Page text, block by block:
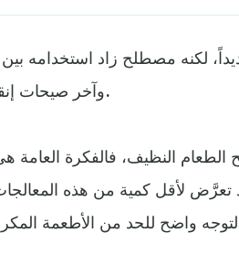
لكنه مصطلح زاد استخدامه بين
وآخر صيحات إنقاص الوزن على الإنترنت.
النظيف، فالفكرة العامة
تعرَّض لأقل كمية من هذه